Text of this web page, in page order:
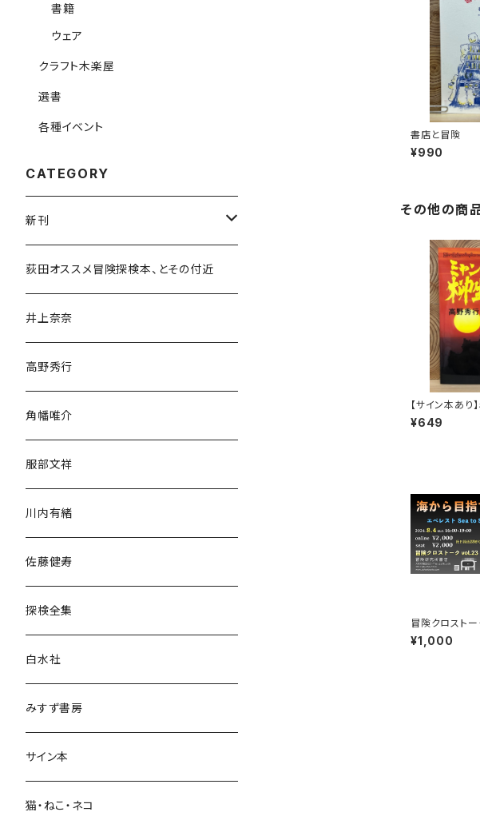
書店と冒険
¥990
その他の商
【サイン本あり
一族
¥649
冒険クロスト
目指す、世界最
¥1,000
書籍
ウェア
クラフト木楽屋
選書
各種イベント
CATEGORY
新刊
和書
文学・小説・物語
随筆・ノンフィクション・その他
民族・風習
言語・ことば
荻田オススメ冒険探検本、とその付近
井上奈奈
高野秀行
角幡唯介
服部文祥
川内有緒
佐藤健寿
探検全集
白水社
みすず書房
サイン本
猫・ねこ・ネコ